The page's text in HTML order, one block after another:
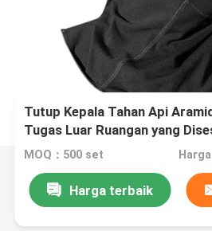
Tutup Kepala Tahan Api
Tugas Luar Ruangan yang
MOQ：500 set
Harga terbaik